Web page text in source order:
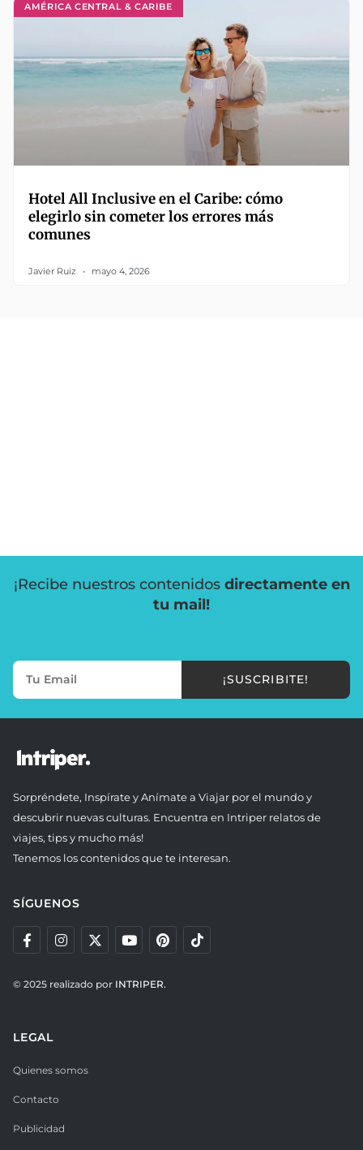
AMÉRICA CENTRAL & CARIBE
Hotel All Inclusive en el Caribe: cómo
elegirlo sin cometer los errores más
comunes
Javier Ruiz mayo 4, 2026
¡Recibe nuestros contenidos directamente en
tu mail!
¡SUSCRIBITE!
Sorpréndete, Inspírate y Anímate a Viajar por el mundo y
descubrir nuevas culturas. Encuentra en Intriper relatos de
viajes, tips y mucho más!
Tenemos los contenidos que te interesan.
SÍGUENOS
© 2025 realizado por INTRIPER.
LEGAL
Quienes somos
Contacto
Publicidad